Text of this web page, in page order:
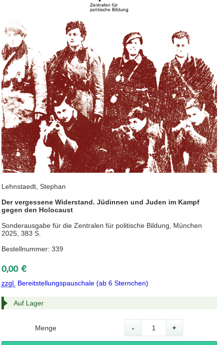
Lehnstaedt, Stephan
Der vergessene Widerstand. Jüdinnen und Juden im Kampf
gegen den Holocaust
Sonderausgabe für die Zentralen für politische Bildung, München
2025, 383 S.
Bestellnummer: 339
0,00 €
zzgl. Bereitstellungspauschale (ab 6 Sternchen)
Auf Lager
Menge - +